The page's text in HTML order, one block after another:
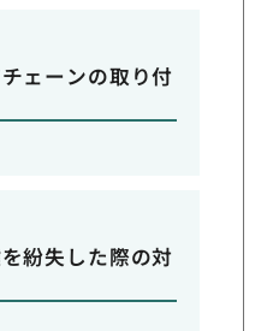
ェーンの取り付
紛失した際の対